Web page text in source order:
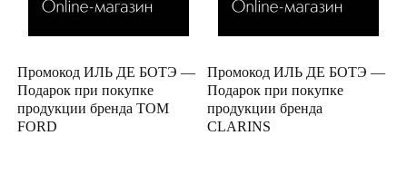
Промокод ИЛЬ ДЕ БОТЭ —
Подарок при покупке
продукции бренда TOM
FORD
Промокод ИЛЬ ДЕ БОТЭ —
Подарок при покупке
продукции бренда
CLARINS